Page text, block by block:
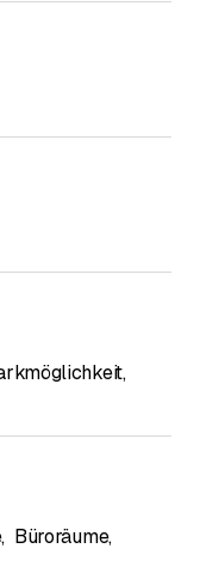
,
, Büroräume,